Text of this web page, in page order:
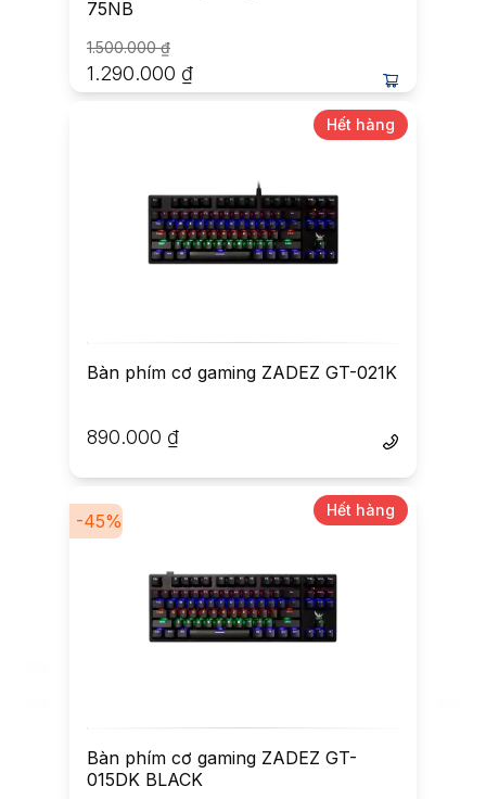
75NB
1.500.000₫
1.290.000 ₫
Hết hàng
Bàn phím cơ gaming ZADEZ GT-021K
890.000 ₫
-45%
Hết hàng
Bàn phím cơ gaming ZADEZ GT-
015DK BLACK